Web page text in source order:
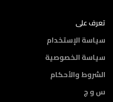
تعرف على
سياسة الإستخدام
سياسة الخصوصية
الشروط والأحكام
س و ج